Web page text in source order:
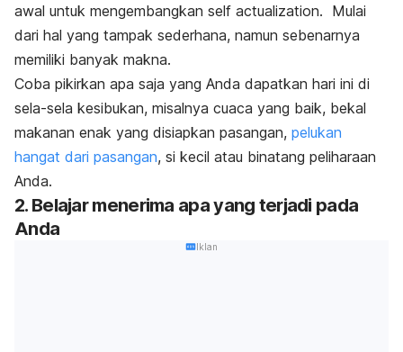
awal untuk mengembangkan self actualization. Mulai
dari hal yang tampak sederhana, namun sebenarnya
memiliki banyak makna.
Coba pikirkan apa saja yang Anda dapatkan hari ini di
sela-sela kesibukan, misalnya cuaca yang baik, bekal
makanan enak yang disiapkan pasangan, pelukan
hangat dari pasangan, si kecil atau binatang peliharaan
Anda.
2. Belajar menerima apa yang terjadi pada
Anda
Iklan